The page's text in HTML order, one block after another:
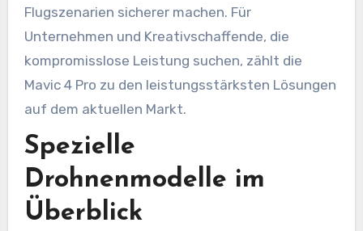
Flugszenarien sicherer machen. Für
Unternehmen und Kreativschaffende, die
kompromisslose Leistung suchen, zählt die
Mavic 4 Pro zu den leistungsstärksten Lösungen
auf dem aktuellen Markt.
Spezielle
Drohnenmodelle im
Überblick